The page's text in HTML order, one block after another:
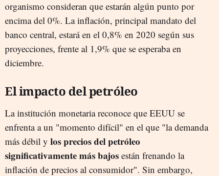
organismo consideran que estarán algún punto por
encima del 0%. La inflación, principal mandato del
banco central, estará en el 0,8% en 2020 según sus
proyecciones, frente al 1,9% que se esperaba en
diciembre.
El impacto del petróleo
La institución monetaria reconoce que EEUU se
enfrenta a un "momento difícil" en el que "la demanda
más débil y los precios del petróleo
significativamente más bajos están frenando la
inflación de precios al consumidor". Sin embargo,